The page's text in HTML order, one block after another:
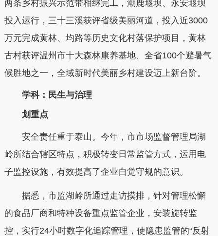
两条乡村振兴示范带相继完工，潮鹿堰坝、永安堰坝
投入运行，三十三溪获评省级美丽河道，投入近3000
万元完成黄林、均路等历史文化村落保护项目，黄林
古村获评温州市十大森林康养基地、全省100个避暑气
候胜地之一，全域新时代美丽乡村建设迈上新台阶。
学科：民生与治理
划重点
安全责任重于泰山。今年，市市场监督管理局湖
岭所结合辖区特点，积极转变日常监管方式，运用电
子监控设施，有效提高了企业自觉守规的意识。
据悉，市监湖岭所通过走访摸排，针对管理松懈
的食品厂商和特种设备重点监管企业，安装旋转监
控，实行24小时数字化追踪管理，使隐患监管的“反射